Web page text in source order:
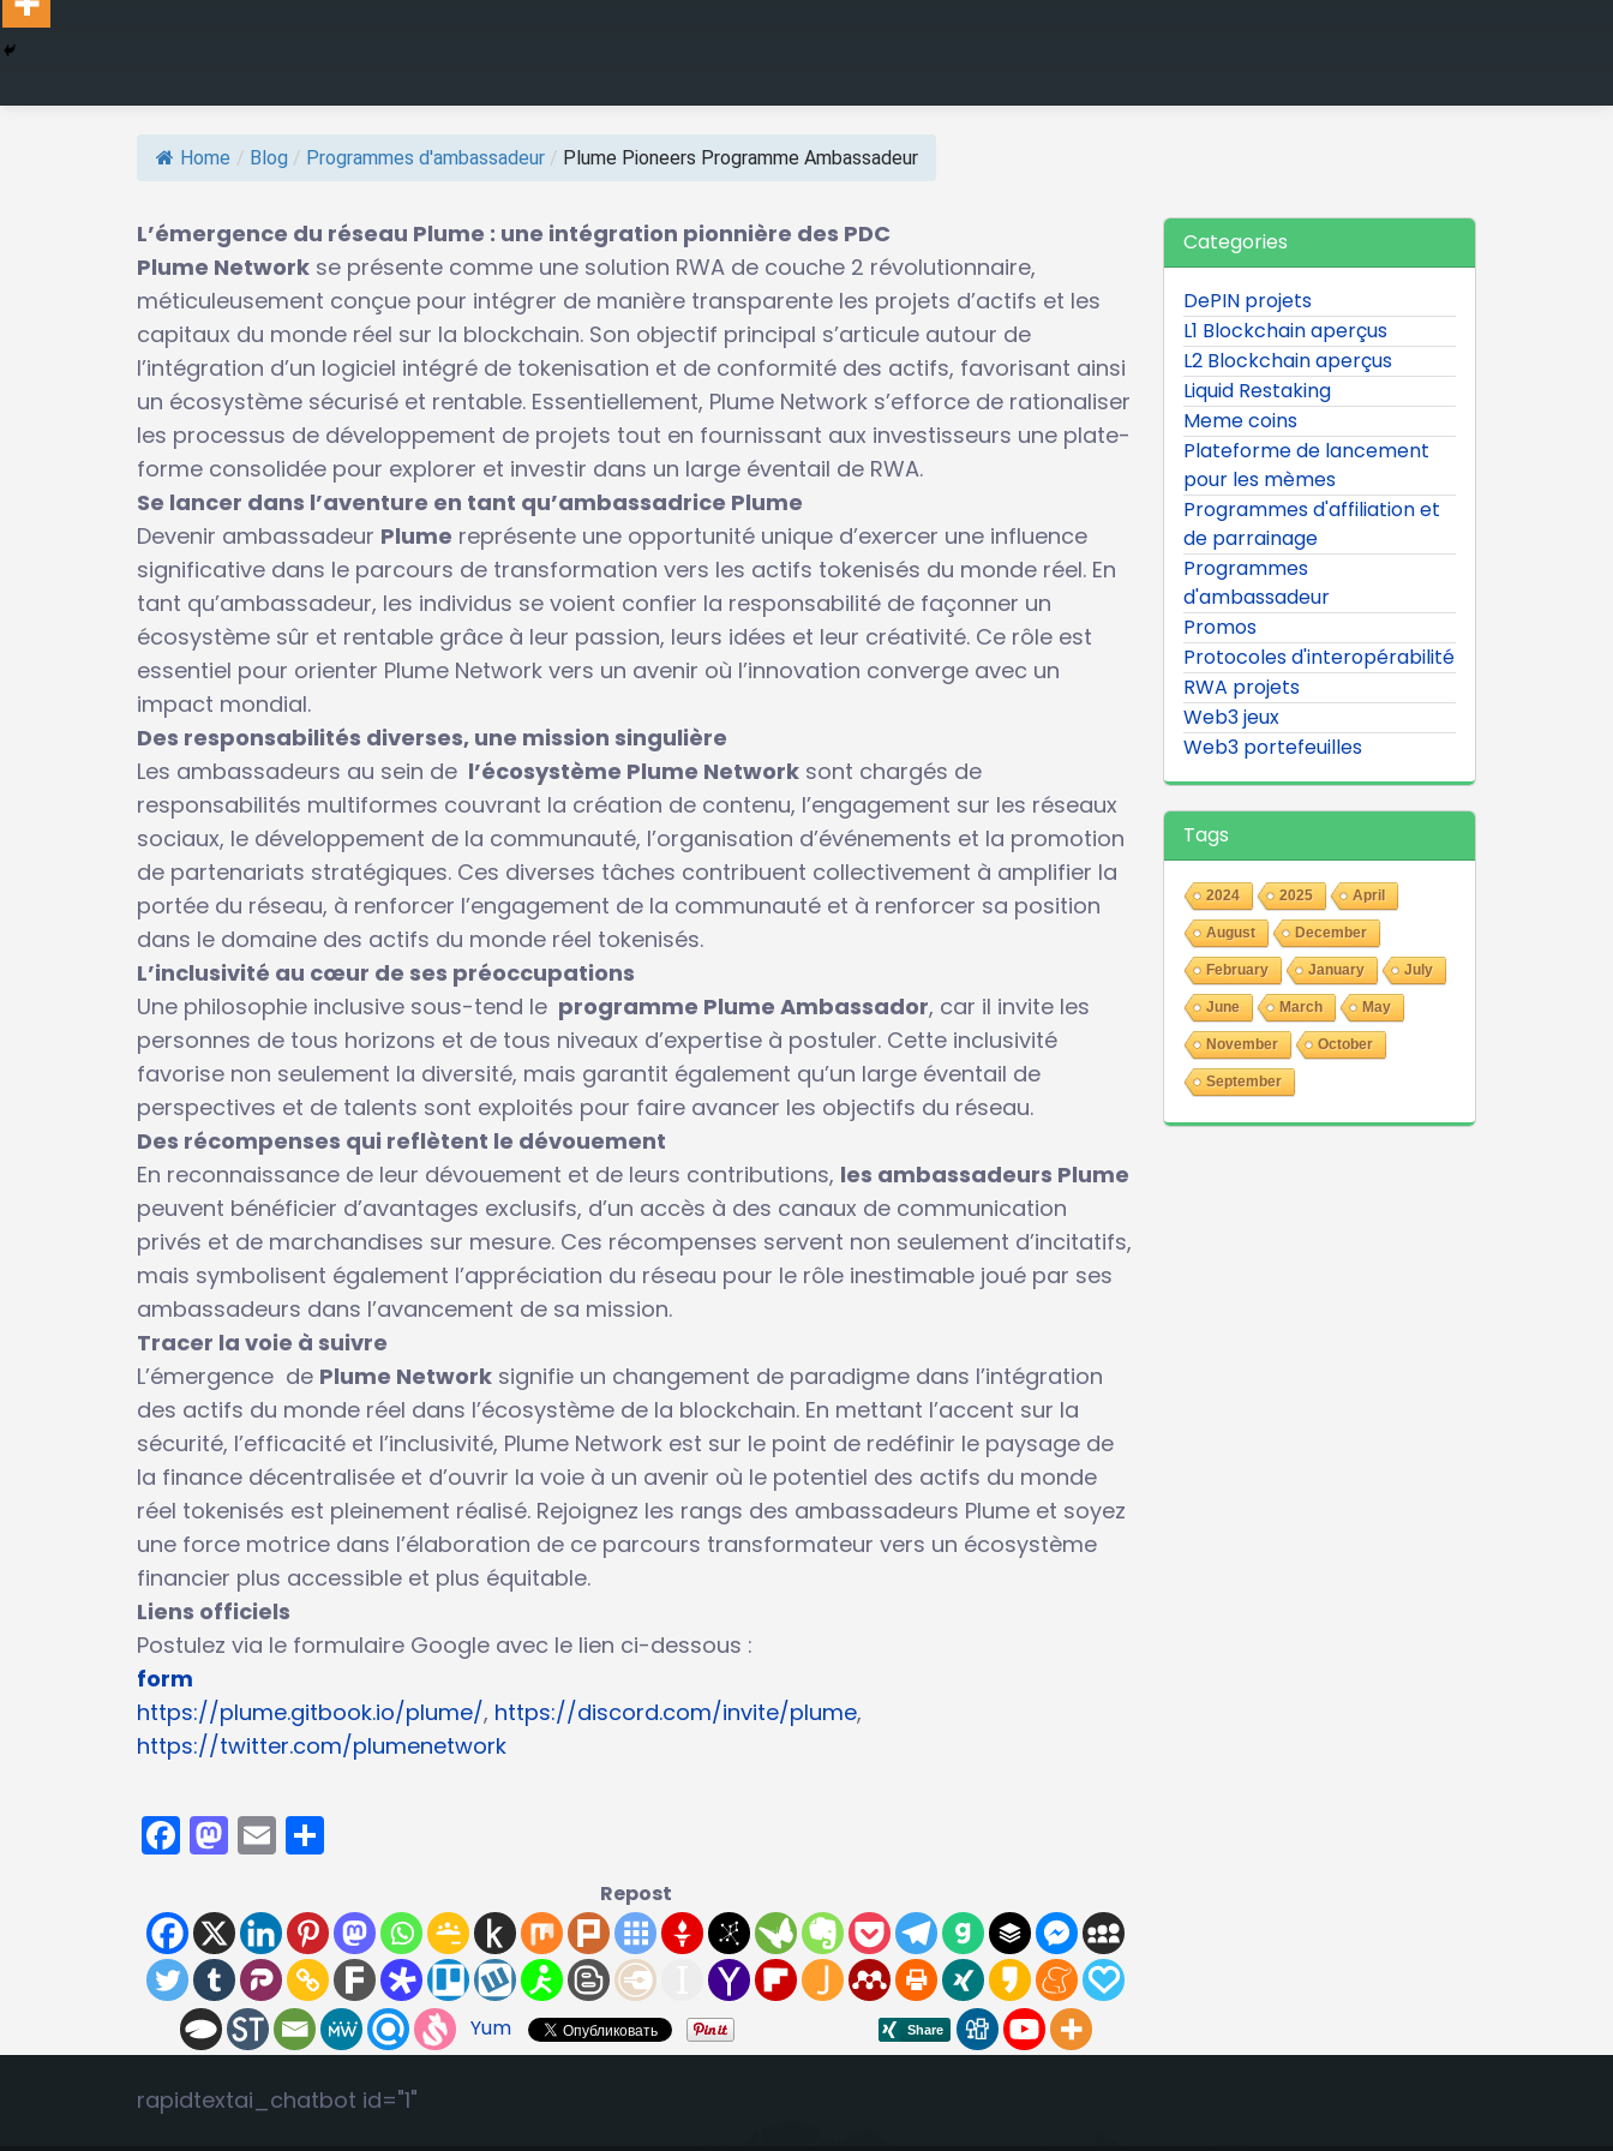
Home / Blog / Programmes d'ambassadeur / Plume Pioneers Programme Ambassadeur
L’émergence du réseau Plume : une intégration pionnière des PDC
Plume Network se présente comme une solution RWA de couche 2 révolutionnaire,
méticuleusement conçue pour intégrer de manière transparente les projets d’actifs et les
capitaux du monde réel sur la blockchain. Son objectif principal s’articule autour de
l’intégration d’un logiciel intégré de tokenisation et de conformité des actifs, favorisant ainsi
un écosystème sécurisé et rentable. Essentiellement, Plume Network s’efforce de rationaliser
les processus de développement de projets tout en fournissant aux investisseurs une plate-
forme consolidée pour explorer et investir dans un large éventail de RWA.
Se lancer dans l’aventure en tant qu’ambassadrice Plume
Devenir ambassadeur Plume représente une opportunité unique d’exercer une influence
significative dans le parcours de transformation vers les actifs tokenisés du monde réel. En
tant qu’ambassadeur, les individus se voient confier la responsabilité de façonner un
écosystème sûr et rentable grâce à leur passion, leurs idées et leur créativité. Ce rôle est
essentiel pour orienter Plume Network vers un avenir où l’innovation converge avec un
impact mondial.
Des responsabilités diverses, une mission singulière
Les ambassadeurs au sein de l’écosystème Plume Network sont chargés de
responsabilités multiformes couvrant la création de contenu, l’engagement sur les réseaux
sociaux, le développement de la communauté, l’organisation d’événements et la promotion
de partenariats stratégiques. Ces diverses tâches contribuent collectivement à amplifier la
portée du réseau, à renforcer l’engagement de la communauté et à renforcer sa position
dans le domaine des actifs du monde réel tokenisés.
L’inclusivité au cœur de ses préoccupations
Une philosophie inclusive sous-tend le programme Plume Ambassador, car il invite les
personnes de tous horizons et de tous niveaux d’expertise à postuler. Cette inclusivité
favorise non seulement la diversité, mais garantit également qu’un large éventail de
perspectives et de talents sont exploités pour faire avancer les objectifs du réseau.
Des récompenses qui reflètent le dévouement
En reconnaissance de leur dévouement et de leurs contributions, les ambassadeurs Plume
peuvent bénéficier d’avantages exclusifs, d’un accès à des canaux de communication
privés et de marchandises sur mesure. Ces récompenses servent non seulement d’incitatifs,
mais symbolisent également l’appréciation du réseau pour le rôle inestimable joué par ses
ambassadeurs dans l’avancement de sa mission.
Tracer la voie à suivre
L’émergence de Plume Network signifie un changement de paradigme dans l’intégration
des actifs du monde réel dans l’écosystème de la blockchain. En mettant l’accent sur la
sécurité, l’efficacité et l’inclusivité, Plume Network est sur le point de redéfinir le paysage de
la finance décentralisée et d’ouvrir la voie à un avenir où le potentiel des actifs du monde
réel tokenisés est pleinement réalisé. Rejoignez les rangs des ambassadeurs Plume et soyez
une force motrice dans l’élaboration de ce parcours transformateur vers un écosystème
financier plus accessible et plus équitable.
Liens officiels
Postulez via le formulaire Google avec le lien ci-dessous :
form
https://plume.gitbook.io/plume/, https://discord.com/invite/plume,
https://twitter.com/plumenetwork
Facebook
Mastodon
Email
Repost
Yum
Categories
DePIN projets
L1 Blockchain aperçus
L2 Blockchain aperçus
Liquid Restaking
Meme coins
Plateforme de lancement
pour les mèmes
Programmes d'affiliation et
de parrainage
Programmes
d'ambassadeur
Promos
Protocoles d'interopérabilité
RWA projets
Web3 jeux
Web3 portefeuilles
Tags
2024 2025 April
August December
February January July
June March May
November October
September
rapidtextai_chatbot id="1"